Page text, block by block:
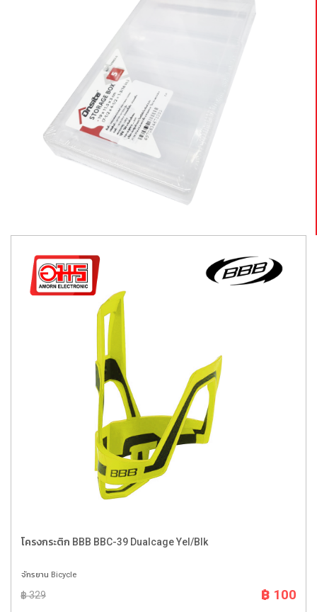
โครงกระติก BBB BBC-39 Dualcage Yel/Blk
จักรยาน Bicycle
฿ 329 ฿ 100